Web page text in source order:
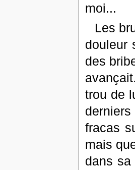
moi...
Les
douleur
des
trou de
fracas
mais
dans